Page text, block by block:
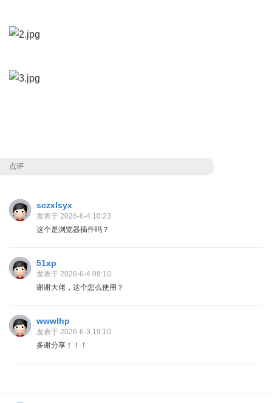
点评
sczxlsyx
发表于 2026-6-4 10:23
这个是浏览器插件吗？
51xp
发表于 2026-6-4 08:10
谢谢大佬，这个怎么使用？
wwwlhp
发表于 2026-6-3 19:10
多谢分享！！！